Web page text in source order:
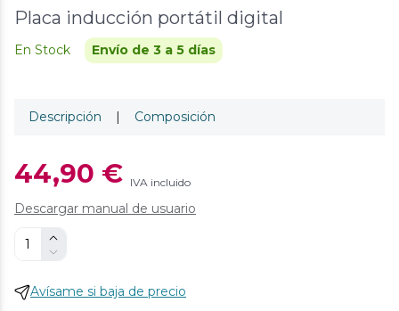
Placa inducción portátil digital
En Stock Envío de 3 a 5 días
Descripción | Composición
44,90 € IVA incluido
Descargar manual de usuario
Avísame si baja de precio